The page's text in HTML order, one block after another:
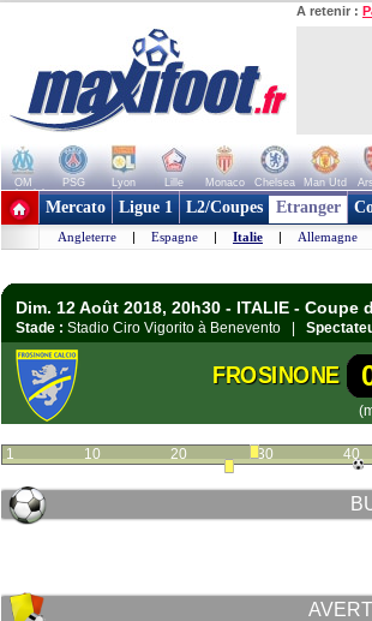
A retenir :
OM PSG Lyon Lille Monaco Chelsea Man Utd
+ de clubs
Mercato Ligue 1 L2/Coupes Etranger
Angleterre | Espagne | Italie | Allemagne
Dim. 12 Août 2018, 20h30 - ITALIE - Coupe
Stade : Stadio Ciro Vigorito à Benevento |
FROSINONE
1 10 20 30 40